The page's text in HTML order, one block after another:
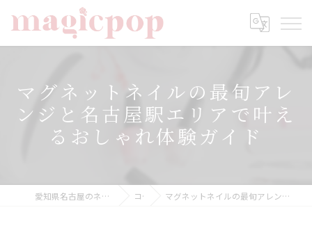
マグネットネイルの最旬アレ
ンジと名古屋駅エリアで叶え
るおしゃれ体験ガイド
愛知県名古屋のネイルならnailsalon magicpop コラム マグネットネイルの最旬アレンジと名古屋駅エリアで叶えるおしゃれ体験ガイド